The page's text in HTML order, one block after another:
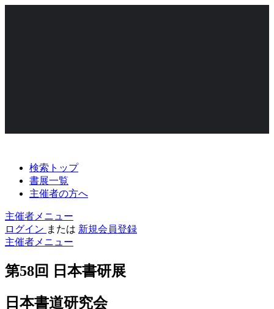
検索トップ
書展一覧
主催者の方へ
主催者メニュー
ログイン または 新規会員登録
主催者メニュー
第58回 日本書研展
日本書道研究会